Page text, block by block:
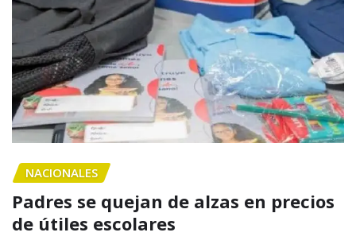
NACIONALES
Padres se quejan de alzas en precios
de útiles escolares